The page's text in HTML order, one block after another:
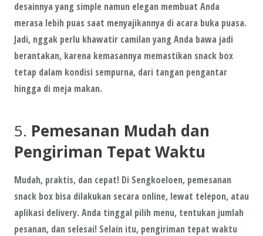
desainnya yang simple namun elegan membuat Anda
merasa lebih puas saat menyajikannya di acara buka puasa.
Jadi, nggak perlu khawatir camilan yang Anda bawa jadi
berantakan, karena kemasannya memastikan snack box
tetap dalam kondisi sempurna, dari tangan pengantar
hingga di meja makan.
5. Pemesanan Mudah dan
Pengiriman Tepat Waktu
Mudah, praktis, dan cepat! Di Sengkoeloen, pemesanan
snack box bisa dilakukan secara online, lewat telepon, atau
aplikasi delivery. Anda tinggal pilih menu, tentukan jumlah
pesanan, dan selesai! Selain itu, pengiriman tepat waktu